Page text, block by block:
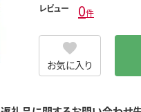
レビュー 0件
お気に入り